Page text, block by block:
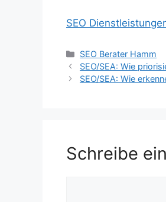
SEO
Kategorien
SEO Berater Hamm
SEO/SEA: Wie
SEO/SEA: Wie
Schreibe